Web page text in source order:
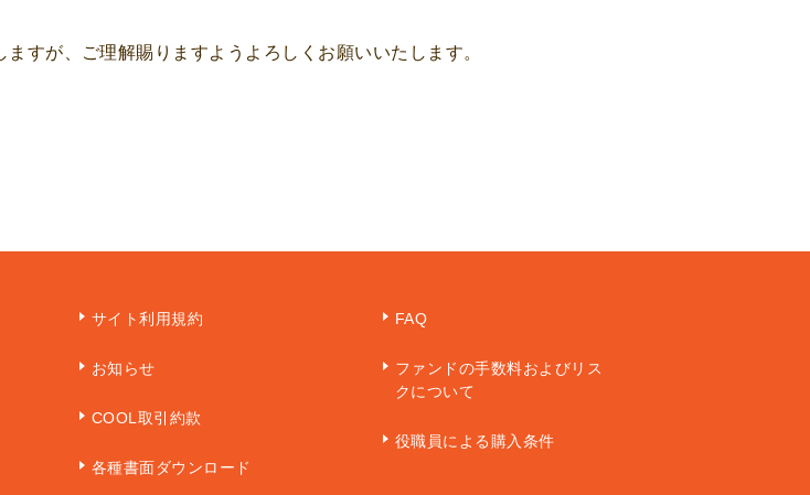
すが、ご理解賜りますようよろしくお願いいたします。
サイト利用規約
お知らせ
COOL取引約款
各種書面ダウンロード
FAQ
ファンドの手数料およびリス
クについて
役職員による購入条件